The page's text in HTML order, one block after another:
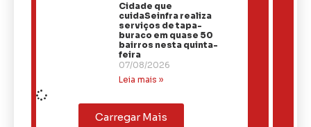
Cidade que
cuidaSeinfra realiza
serviços de tapa-
buraco em quase 50
bairros nesta quinta-
feira
07/08/2026
Leia mais »
Carregar Mais